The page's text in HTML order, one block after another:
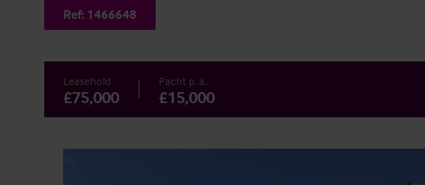
Ref: 1466648
Leasehold
£75,000
Pacht p. a.
£15,000